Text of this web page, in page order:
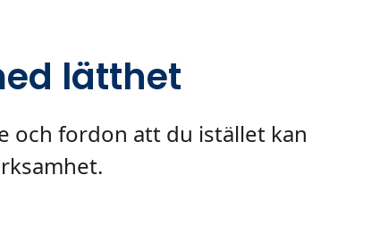
lätthet
och fordon att du istället kan